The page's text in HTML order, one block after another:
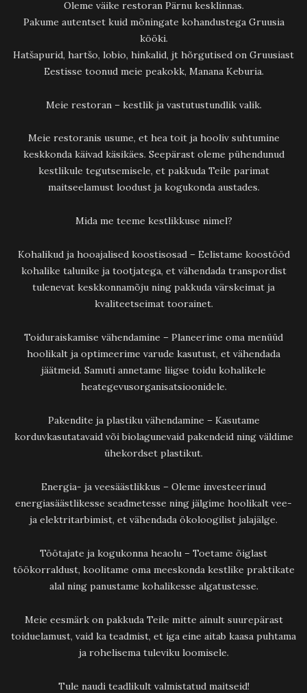
Oleme väike restoran Pärnu kesklinnas.
Pakume autentset kuid mõningate kohandustega Gruusia
kööki.
Hatšapurid, hartšo, lobio, hinkalid, jt hõrgutised on Gruusiast
Eestisse toonud meie peakokk, Manana Keburia.
Meie restoran – kestlik ja vastutustundlik valik.
Meie restoranis usume, et hea toit ja hooliv suhtumine
keskkonda käivad käsikäes. Seepärast oleme pühendunud
kestlikule tegutsemisele, et pakkuda Teile parimat
maitseelamust loodust ja kogukonda austades.
Mida me teeme kestlikkuse nimel?
Kohalikud ja hooajalised koostisosad – Eelistame koostööd
kohalike talunike ja tootjatega, et vähendada transpordist
tulenevat keskkonnamõju ning pakkuda värskeimat ja
kvaliteetseimat toorainet.
Toiduraiskamise vähendamine – Planeerime oma menüüd
hoolikalt ja optimeerime varude kasutust, et vähendada
jäätmeid. Samuti annetame liigse toidu kohalikele
heategevusorganisatsioonidele.
Pakendite ja plastiku vähendamine – Kasutame
korduvkasutatavaid või biolagunevaid pakendeid ning väldime
ühekordset plastikut.
Energia- ja veesäästlikkus – Oleme investeerinud
energiasäästlikesse seadmetesse ning jälgime hoolikalt vee-
ja elektritarbimist, et vähendada ökoloogilist jalajälge.
Töötajate ja kogukonna heaolu – Toetame õiglast
töökorraldust, koolitame oma meeskonda kestlike praktikate
alal ning panustame kohalikesse algatustesse.
Meie eesmärk on pakkuda Teile mitte ainult suurepärast
toiduelamust, vaid ka teadmist, et iga eine aitab kaasa puhtama
ja rohelisema tuleviku loomisele.
Tule naudi teadlikult valmistatud maitseid!